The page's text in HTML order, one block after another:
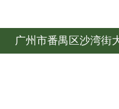
广州市番禺区沙湾街